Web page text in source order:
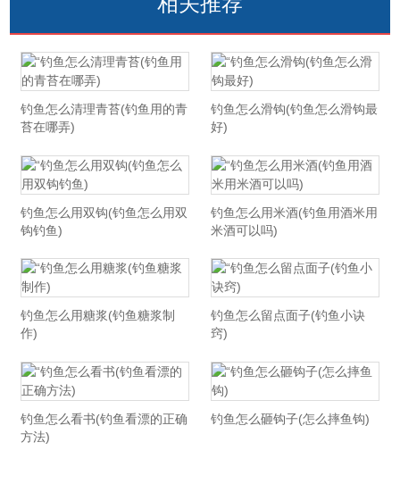
钓鱼怎么清理青苔(钓鱼用的青
苔在哪弄)
钓鱼怎么滑钩(钓鱼怎么滑钩最
好)
钓鱼怎么用双钩(钓鱼怎么用双
钩钓鱼)
钓鱼怎么用米酒(钓鱼用酒米用
米酒可以吗)
钓鱼怎么用糖浆(钓鱼糖浆制
作)
钓鱼怎么留点面子(钓鱼小诀
窍)
钓鱼怎么看书(钓鱼看漂的正确
方法)
钓鱼怎么砸钩子(怎么摔鱼钩)